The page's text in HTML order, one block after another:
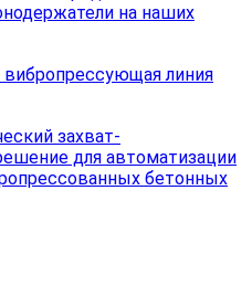
на наших
линия
захват-
для автоматизации
бетонных